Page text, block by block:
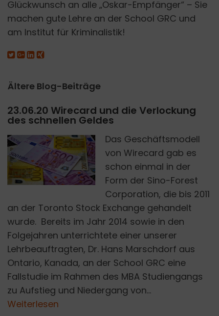
Glückwunsch an alle „Oskar-Empfänger“ – Sie
machen gute Lehre an der School GRC und
am Institut für Kriminalistik!
Ältere Blog-Beiträge
23.06.20 Wirecard und die Verlockung
des schnellen Geldes
PIXABAY
Das Geschäftsmodell
von Wirecard gab es
schon einmal in der
Form der Sino-Forest
Corporation, die bis 2011
an der Toronto Stock Exchange gehandelt
wurde. Bereits im Jahr 2014 sowie in den
Folgejahren unterrichtete einer unserer
Lehrbeauftragten, Dr. Hans Marschdorf aus
Ontario, Kanada, an der School GRC eine
Fallstudie im Rahmen des MBA Studiengangs
zu Aufstieg und Niedergang von...
Weiterlesen